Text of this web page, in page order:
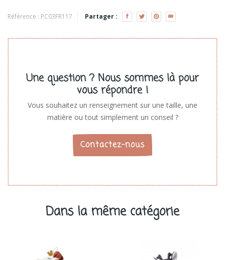
Référence : PC03FR117 Partager :
Une question ? Nous sommes là pour
vous répondre !
Vous souhaitez un renseignement sur une taille, une
matière ou tout simplement un conseil ?
Contactez-nous
Dans la même catégorie